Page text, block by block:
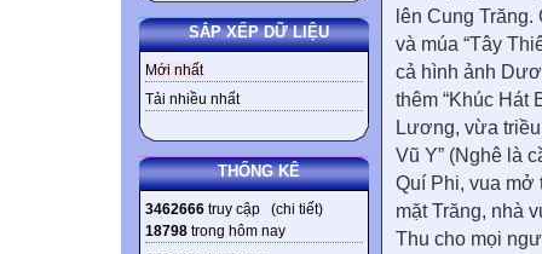
SẮP XẾP DỮ LIỆU
Mới nhất
Tải nhiều nhất
THỐNG KÊ
3462666 truy cập (chi tiết)
18798 trong hôm nay
lên Cung
và múa “Tây
cả hình ảnh
thêm “Khúc Hát
Lương, vừa
Vũ Y” (Nghê là
Quí Phi, vua
mặt Trăng, nhà
Thu cho mọi